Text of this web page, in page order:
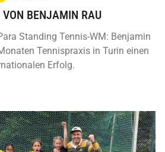
BENJAMIN RAU
Standing Tennis-WM: Benjamin
Tennispraxis in Turin einen
Erfolg.